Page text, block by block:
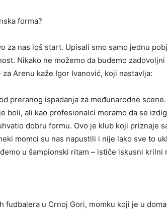
forma?
za nas loš start. Upisali smo samo jednu
Nikako ne možemo da budemo
Arenu kaže Igor Ivanović, koji nastavlja:
preranog ispadanja za međunarodne
boli, ali kao profesionalci moramo da se
dobru formu. Ovo je klub koji priznaje
momci su nas napustili i nije lako sve to
u šampionski ritam – ističe iskusni krilni
fudbalera u Crnoj Gori, momku koji je u